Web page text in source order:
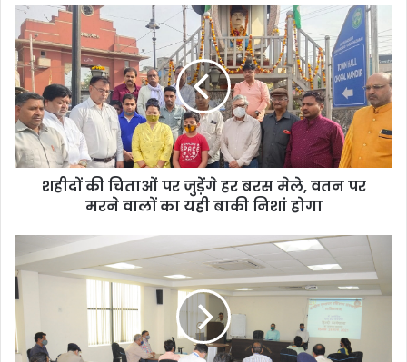
शहीदों की चिताओं पर जुड़ेंगे हर बरस मेले, वतन पर
मरने वालों का यही बाकी निशां होगा